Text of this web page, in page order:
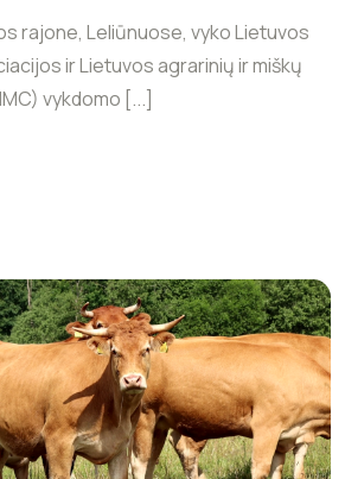
rajone, Leliūnuose, vyko Lietuvos
ir Lietuvos agrarinių ir miškų
vykdomo [...]